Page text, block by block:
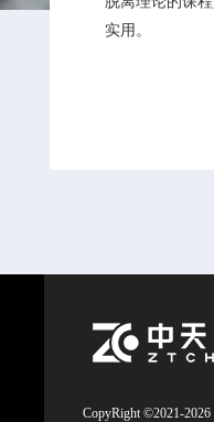
实用。
CopyRight ©2021-2026